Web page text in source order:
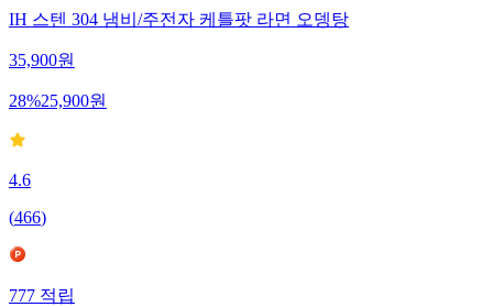
IH 스텐 304 냄비/주전자 케틀팟 라면 오뎅탕
35,900원
28%25,900원
4.6
(466)
777 적립